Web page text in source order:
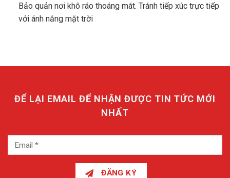
Bảo quản nơi khô ráo thoáng mát. Tránh tiếp xúc trực tiếp
với ánh nắng mặt trời
ĐỂ LẠI EMAIL ĐỂ NHẬN ĐƯỢC TIN TỨC MỚI
NHẤT
ĐĂNG KÝ